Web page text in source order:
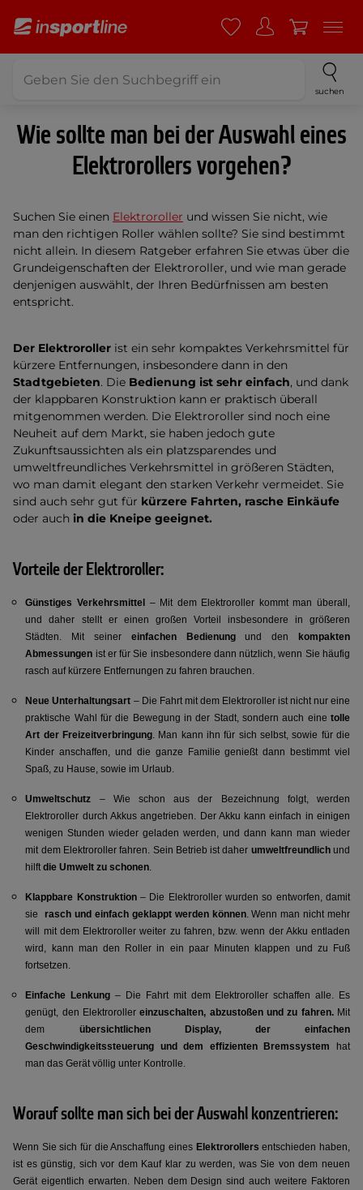
suchen
Wie sollte man bei der Auswahl eines
Elektrorollers vorgehen?
Suchen Sie einen Elektroroller und wissen Sie nicht, wie
man den richtigen Roller wählen sollte? Sie sind bestimmt
nicht allein. In diesem Ratgeber erfahren Sie etwas über die
Grundeigenschaften der Elektroroller, und wie man gerade
denjenigen auswählt, der Ihren Bedürfnissen am besten
entspricht.
Der Elektroroller ist ein sehr kompaktes Verkehrsmittel für
kürzere Entfernungen, insbesondere dann in den
Stadtgebieten. Die Bedienung ist sehr einfach, und dank
der klappbaren Konstruktion kann er praktisch überall
mitgenommen werden. Die Elektroroller sind noch eine
Neuheit auf dem Markt, sie haben jedoch gute
Zukunftsaussichten als ein platzsparendes und
umweltfreundliches Verkehrsmittel in größeren Städten,
wo man damit elegant den starken Verkehr vermeidet. Sie
sind auch sehr gut für kürzere Fahrten, rasche Einkäufe
oder auch in die Kneipe geeignet.
Vorteile der Elektroroller:
Günstiges Verkehrsmittel – Mit dem Elektroroller kommt man überall,
und daher stellt er einen großen Vorteil insbesondere in größeren
Städten. Mit seiner einfachen Bedienungund den
kompakten
Abmessungen ist er für Sie insbesondere dann nützlich, wenn Sie häufig
rasch auf kürzere Entfernungen zu fahren brauchen.
Neue Unterhaltungsart – Die Fahrt mit dem Elektroroller ist nicht nur eine
praktische Wahl für die Bewegung in der Stadt, sondern auch eine tolle
Art der Freizeitverbringung. Man kann ihn für sich selbst, sowie für die
Kinder anschaffen, und die ganze Familie genießt dann bestimmt viel
Spaß, zu Hause, sowie im Urlaub.
Umweltschutz – Wie schon aus der Bezeichnung folgt, werden
Elektroroller durch Akkus angetrieben. Der Akku kann einfach in einigen
wenigen Stunden wieder geladen werden, und dann kann man wieder
mit dem Elektroroller fahren. Sein Betrieb ist daher umweltfreundlichund
hilftdie Umwelt zu schonen.
Klappbare Konstruktion– Die Elektroroller wurden so entworfen, damit
sie rasch und einfach geklappt werden können. Wenn man nicht mehr
will mit dem Elektroroller weiter zu fahren, bzw. wenn der Akku entladen
wird, kann man den Roller in ein paar Minuten klappen und zu Fuß
fortsetzen.
Einfache Lenkung – Die Fahrt mit dem Elektroroller schaffen alle. Es
genügt, den Elektrorollereinzuschalten, abzustoßen und zu fahren. Mit
dem übersichtlichen Display, der einfachen
Geschwindigkeitssteuerung und dem effizienten Bremssystem
hat
man das Gerät völlig unter Kontrolle.
Worauf sollte man sich bei der Auswahl konzentrieren:
Wenn Sie sich für die Anschaffung eines Elektrorollers entschieden haben,
ist es günstig, sich vor dem Kauf klar zu werden, was Sie von dem neuen
Gerät eigentlich erwarten. Neben dem Design sind auch weitere Faktoren